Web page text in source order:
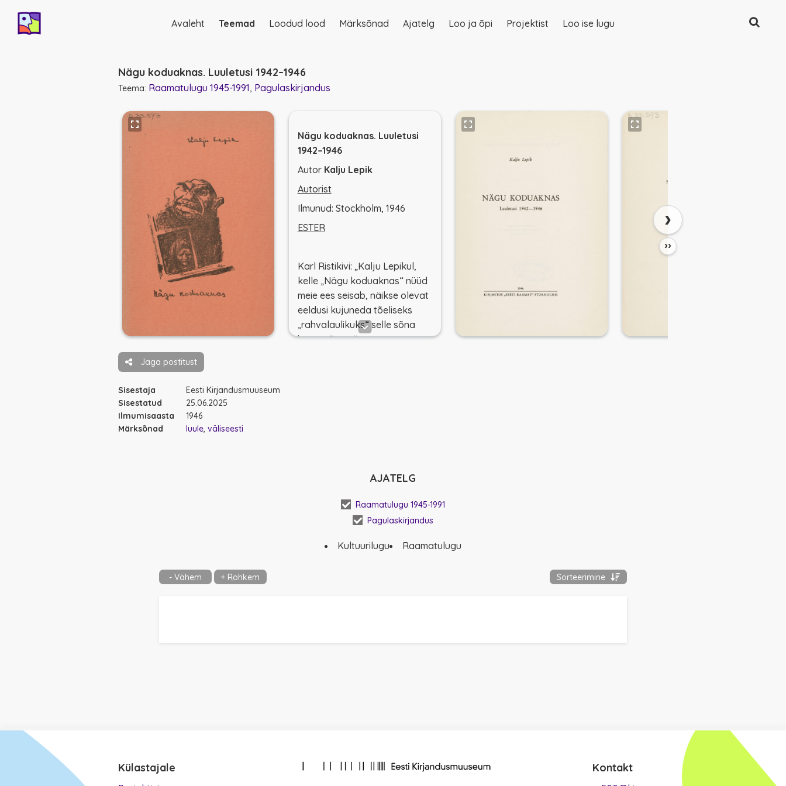
Põhinavigatsioon
Avaleht Teemad Loodud lood Märksõnad Ajatelg Loo ja õpi Projektist Loo ise lugu
Otsing
Nägu koduaknas. Luuletusi 1942–1946
Teema: Raamatulugu 1945-1991 Pagulaskirjandus
Nägu koduaknas. Luuletusi
1942–1946
Autor Kalju Lepik
Autorist
Ilmunud: Stockholm, 1946
ESTER
Karl Ristikivi: „Kalju Lepikul,
kelle „Nägu koduaknas“ nüüd
meie ees seisab, näikse olevat
eeldusi kujuneda tõeliseks
„rahvalaulikuks“ selle sõna
heas mõttes.“
››
›
Jaga postitust
Sisestaja
Eesti Kirjandusmuuseum
Sisestatud
25.06.2025
Ilmumisaasta
1946
Märksõnad
luule väliseesti
AJATELG
Raamatulugu 1945-1991
Pagulaskirjandus
Kultuurilugu Raamatulugu
- Vähem + Rohkem Sorteerimine
Külastajale Kontakt